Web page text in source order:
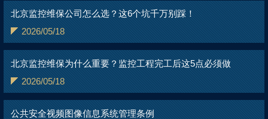
北京监控维保公司怎么选？这6个坑千万别踩！
2026/05/18
北京监控维保为什么重要？监控工程完工后这5点必须做
2026/05/18
公共安全视频图像信息系统管理条例